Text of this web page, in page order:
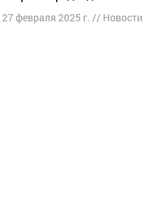
27 февраля 2025 г. // Новости